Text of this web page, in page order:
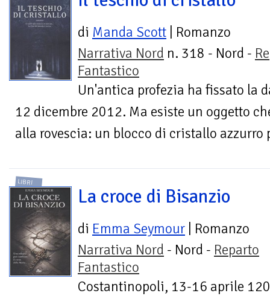
di Manda Scott | Romanzo
Narrativa Nord n. 318 - Nord -
Fantastico
Un'antica profezia ha fissato la
12 dicembre 2012. Ma esiste un oggetto
alla rovescia: un blocco di cristallo azzurro
LIBRI
La croce di Bisanzio
di Emma Seymour | Romanzo
Narrativa Nord - Nord - Reparto
Fantastico
Costantinopoli, 13-16 aprile